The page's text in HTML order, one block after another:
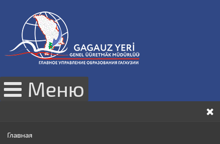
Меню
Главная